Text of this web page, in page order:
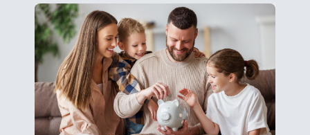
எல்லா பணமும் எங்கே போயிருக்கிறது? -
ஸ்டீவன் ரைட் உங்களுக்கு பணம்
தேவையில்லை என நிரூபித்தால் மட்டுமே
உங்களுக்குக் கடன் தரும் ஒரு
நிறுவனத்தின் பெயர்தான், வங்கி! - பாப்
ஹோப் […]